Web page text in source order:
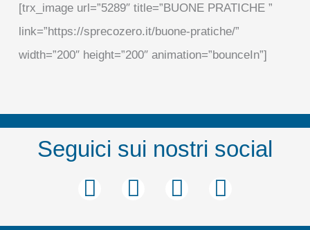
[trx_image url=”5289″ title=”BUONE PRATICHE ”
link=”https://sprecozero.it/buone-pratiche/”
width=”200″ height=”200″ animation=”bounceIn”]
Seguici sui nostri social
F
T
Y
I